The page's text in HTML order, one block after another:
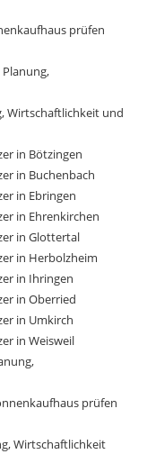
prüfen
Wirtschaftlichkeit und
in Bötzingen
in Buchenbach
in Ebringen
in Ehrenkirchen
in Glottertal
in Herbolzheim
in Ihringen
in Oberried
in Umkirch
in Weisweil
prüfen
Wirtschaftlichkeit